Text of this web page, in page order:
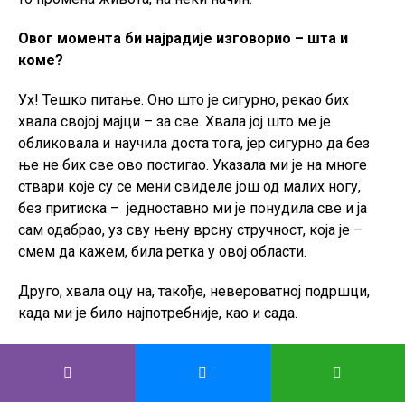
Овог момента би најрадије изговорио – шта и
коме?
Ух! Тешко питање. Оно што је сигурно, рекао бих
хвала својој мајци – за све. Хвала јој што ме је
обликовала и научила доста тога, јер сигурно да без
ње не бих све ово постигао. Указала ми је на многе
ствари које су се мени свиделе још од малих ногу,
без притиска – једноставно ми је понудила све и ја
сам одабрао, уз сву њену врсну стручност, која је –
смем да кажем, била ретка у овој области.
Друго, хвала оцу на, такође, невероватној подршци,
када ми је било најпотребније, као и сада.
тешко, треба се трудити да изабереш добро, јер је све